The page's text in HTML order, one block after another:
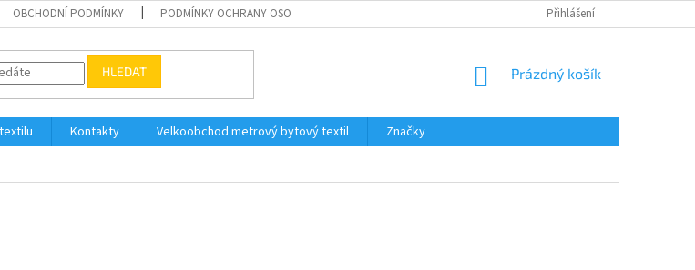
OBCHODNÍ PODMÍNKY PODMÍNKY OCHRANY OSOBNÍCH ÚDAJŮ Přihlášení
HLEDAT
NÁKUPNÍ
Prázdný košík
Kontakty Velkoobchod metrový bytový textil
Značky